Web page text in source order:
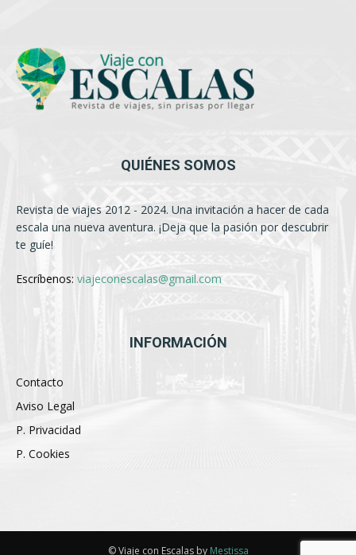
QUIÉNES SOMOS
Revista de viajes 2012 - 2024. Una invitación a hacer de cada
escala una nueva aventura. ¡Deja que la pasión por descubrir
te guíe!
Escríbenos: viajeconescalas@gmail.com
INFORMACIÓN
Contacto
Aviso Legal
P. Privacidad
P. Cookies
© Viaje con Escalas by Mestissa